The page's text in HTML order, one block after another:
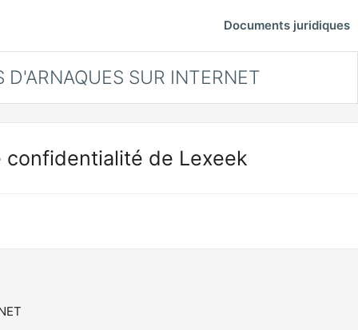
Documents juridiques
SUR INTERNET
confidentialité de Lexeek